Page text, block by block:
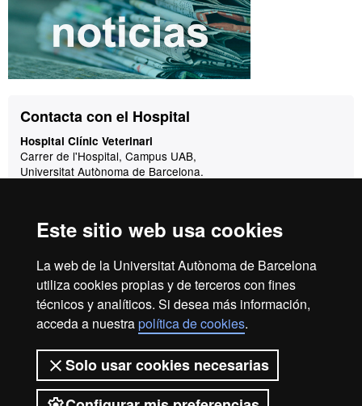
Este sitio web usa cookies
La web de la Universitat Autònoma de Barcelona
utiliza cookies propias y de terceros con fines
técnicos y analíticos. Si desea más información,
acceda a nuestrapolítica de cookies.
Solo usar cookies necesarias
Contacto
Contacta con el Hospital
Hospital Clínic Veterinari
Carrer de l'Hospital, Campus UAB,
Universitat Autònoma de Barcelona.
Correo:hcv@uab.cat
De lunes a viernes, de 9 a 20h:
93 581 18 94
De lunes a viernes de 20 a 9h y fines de semana:
660 68 18 94
649 19 12 06